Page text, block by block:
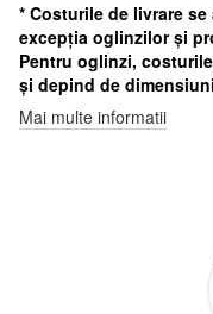
* Costurile de livrare
excepția oglinzilor și
Pentru oglinzi,
și depind de
Mai multe informatii